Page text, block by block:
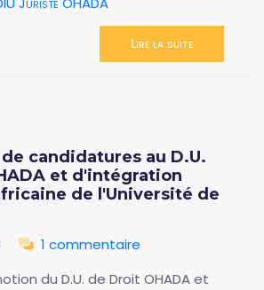
Lire la suite
candidatures au D.U.
et d'intégration
de l'Université de
1 commentaire
du D.U. de Droit OHADA et